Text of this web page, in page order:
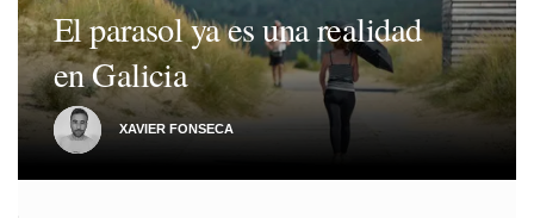
El parasol ya es una realidad
en Galicia
XAVIER FONSECA